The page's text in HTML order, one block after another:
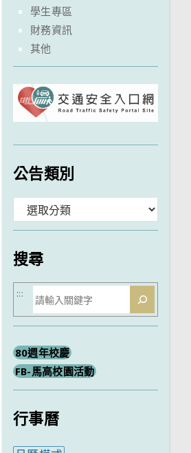
學生專區
財務資訊
其他
公告類別
類
搜尋
搜
尋
:::
80週年校慶
FB-馬高校園活動
行事曆